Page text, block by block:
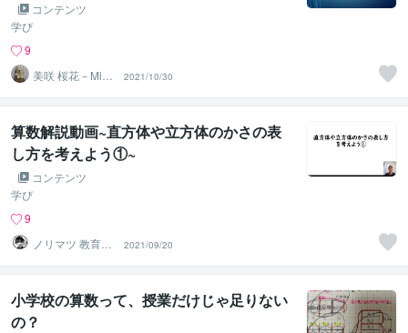
コンテンツ
学び
9
美咲 桜花－Misa
ki Ohka－
2021/10/30
算数解説動画~直方体や立方体のかさの表
し方を考えよう①~
コンテンツ
学び
9
ノリマツ 教育コ
ンサルタント
2021/09/20
小学校の算数って、授業だけじゃ足りない
の？